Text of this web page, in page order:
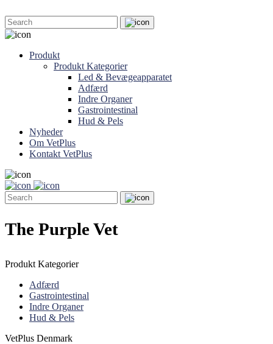
Produkt
Produkt Kategorier
Led & Bevægeapparatet
Adfærd
Indre Organer
Gastrointestinal
Hud & Pels
Nyheder
Om VetPlus
Kontakt VetPlus
The Purple Vet
Produkt Kategorier
Adfærd
Gastrointestinal
Indre Organer
Hud & Pels
VetPlus Denmark